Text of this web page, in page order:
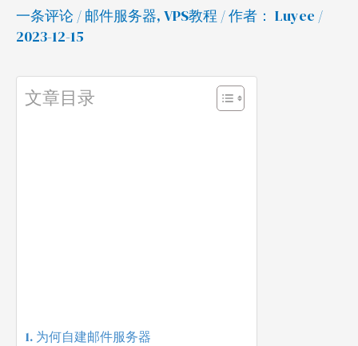
一条评论 / 邮件服务器, VPS教程 / 作者： Luyee /
2023-12-15
文章目录
为何自建邮件服务器